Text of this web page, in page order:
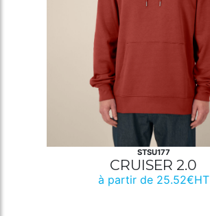
STSU177
CRUISER 2.0
à partir de 25.52€HT